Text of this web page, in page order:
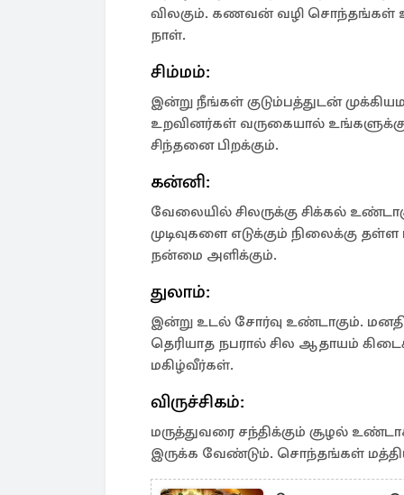
விலகும். கணவன் வழி சொந்தங்கள்
நாள்.
சிம்மம்:
இன்று நீங்கள் குடும்பத்துடன்
உறவினர்கள் வருகையால் உங்களுக்கு
சிந்தனை பிறக்கும்.
கன்னி:
வேலையில் சிலருக்கு சிக்கல்
முடிவுகளை எடுக்கும் நிலைக்கு
நன்மை அளிக்கும்.
துலாம்:
இன்று உடல் சோர்வு உண்டாகும்.
தெரியாத நபரால் சில ஆதாயம்
மகிழ்வீர்கள்.
விருச்சிகம்:
மருத்துவரை சந்திக்கும் சூழல்
இருக்க வேண்டும். சொந்தங்கள்